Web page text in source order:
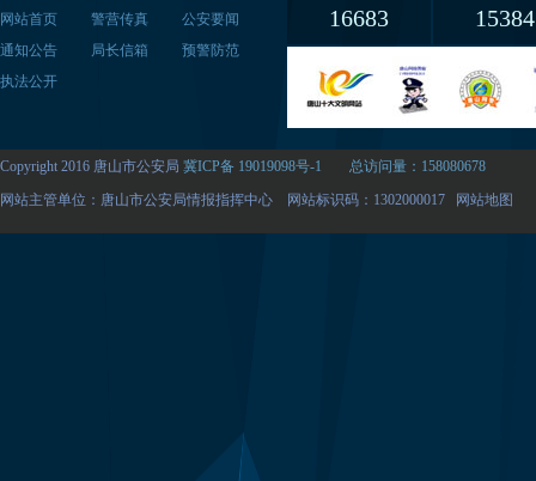
网站首页 警营传真
公安要闻
通知公告
局长信箱
预警防范
执法公开
16683 15384
Copyright 2016 唐山市公安局 冀ICP备 19019098号-1
总访问量：158080678
网站主管单位：唐山市公安局情报指挥中心 网站标识码：1302000017
网站地图